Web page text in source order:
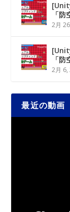
「
2月
「
2月
最近の動画